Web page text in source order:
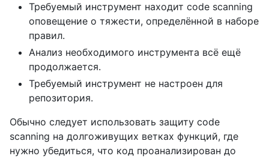
Требуемый инструмент находит code scanning
оповещение о тяжести, определённой в наборе
правил.
Анализ необходимого инструмента всё ещё
продолжается.
Требуемый инструмент не настроен для
репозитория.
Обычно следует использовать защиту code
scanning на долгоживущих ветках функций, где
нужно убедиться, что код проанализирован до